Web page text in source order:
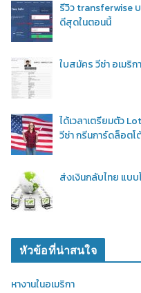
รีวิว transferwise บ
ดีสุดในตอนนี้
ใบสมัคร วีซ่า อเมริ
ได้เวลาเตรียมตัว
วีซ่า กรีนการ์ดล็อต
ส่งเงินกลับไทย แบบ
หัวข้อที่น่าสนใจ
หางานในอเมริกา